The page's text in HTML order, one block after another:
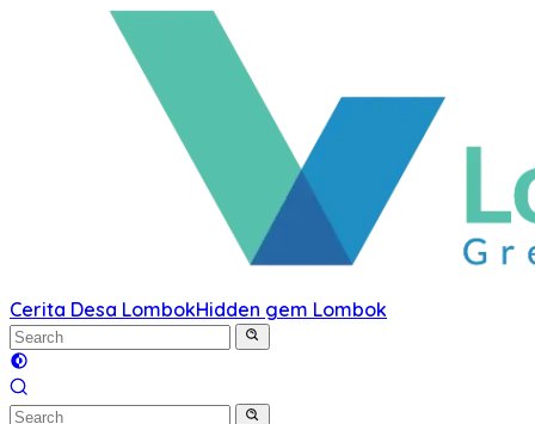
Cerita Desa LombokHidden gem Lombok